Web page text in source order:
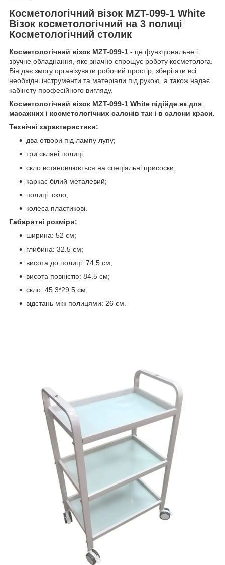
Косметологічний візок МZT-099-1 White
Візок косметологічний на 3 полиці
Косметологічний столик
Косметологічний візок MZT-099-1 - це функціональне і
зручне обладнання, яке значно спрощує роботу косметолога.
Він дає змогу організувати робочий простір, зберігати всі
необхідні інструменти та матеріали під рукою, а також надає
кабінету професійного вигляду.
Косметологічний візок МZT-099-1 White підійде як для
масажних і косметологічних салонів так і в салони краси.
Технічні характеристики:
два отвори під лампу лупу;
три скляні полиці;
скло встановлюється на спеціальні присоски;
каркас білий металевий;
полиці: скло;
колеса пластикові.
Габаритні розміри:
ширина: 52 см;
глибина: 32.5 см;
висота до полиці: 74.5 см;
висота повністю: 84.5 см;
скло: 45.3*29.5 см;
відстань між полицями: 26 см.